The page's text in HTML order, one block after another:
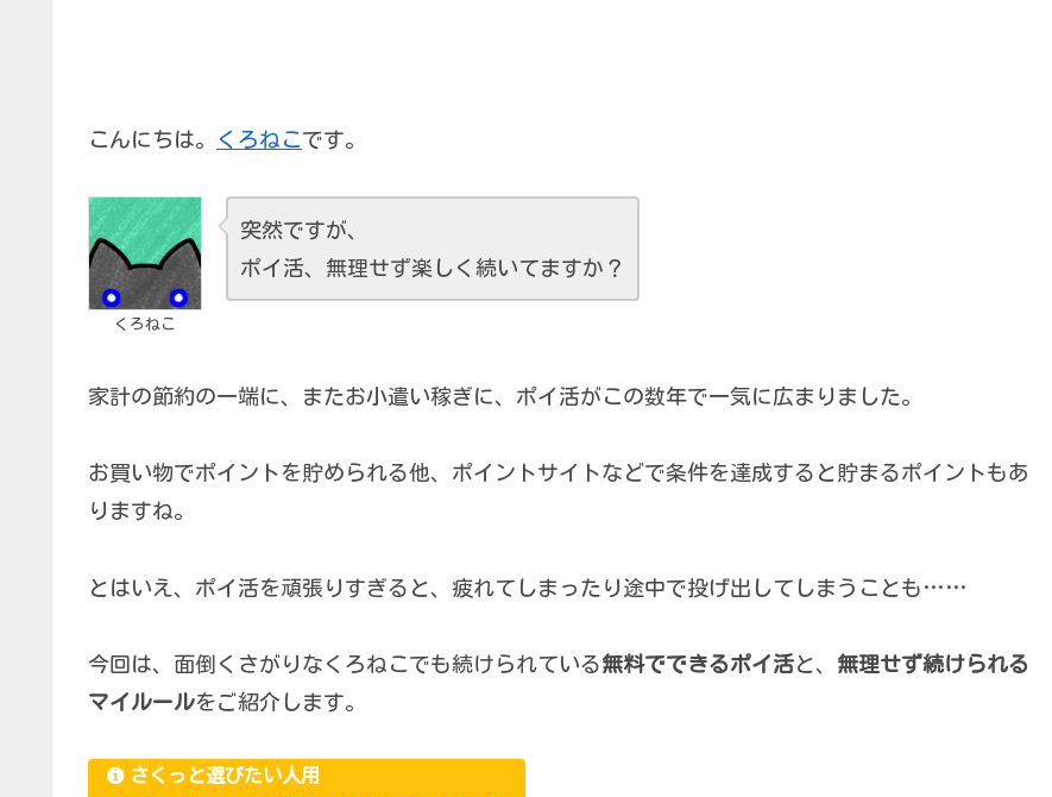
こんにちは。 くろねこです。
くろねこ
突然ですが、
ポイ活、無理せず楽しく続いてますか？
家計の節約の一端に、またお小遣い稼ぎに、ポイ活がこの数年で一気に広まりました。
お買い物でポイントを貯められる他、ポイントサイトなどで条件を達成すると貯まるポイントもあ
りますね。
とはいえ、ポイ活を頑張りすぎると、疲れてしまったり途中で投げ出してしまうことも……
今回は、面倒くさがりなくろねこでも続けられている無料でできるポイ活と、 無理せず続けられる
マイルールをご紹介します。
さくっと選びたい人用